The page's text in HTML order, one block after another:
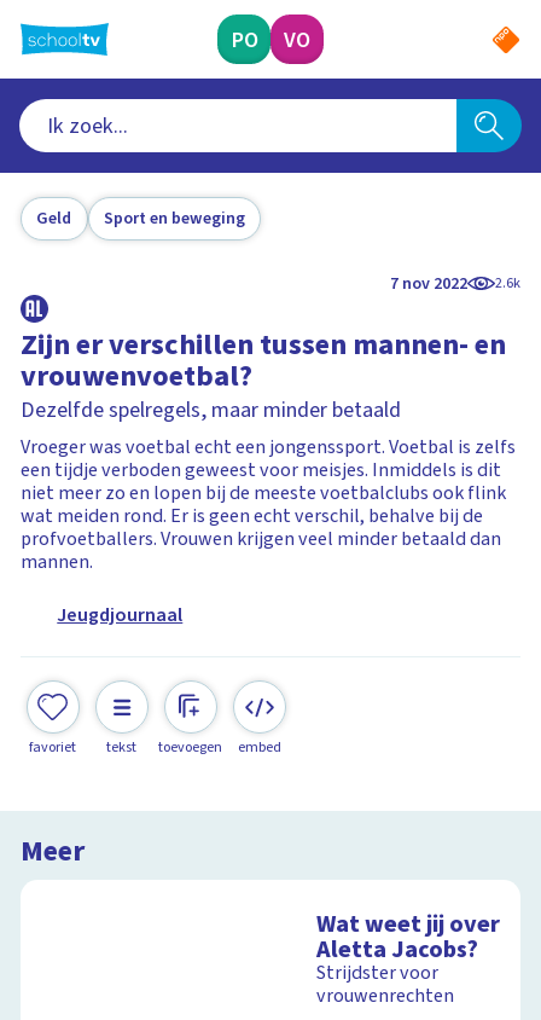
naar
hoofdinhoud
PO VO
Geld Sport en beweging
7 nov 2022 2.6k
Zijn er verschillen tussen mannen- en
vrouwenvoetbal?
Dezelfde spelregels, maar minder betaald
Vroeger was voetbal echt een jongenssport. Voetbal is zelfs
een tijdje verboden geweest voor meisjes. Inmiddels is dit
niet meer zo en lopen bij de meeste voetbalclubs ook flink
wat meiden rond. Er is geen echt verschil, behalve bij de
profvoetballers. Vrouwen krijgen veel minder betaald dan
mannen.
Jeugdjournaal
favoriet tekst toevoegen embed
Meer
Wat weet jij over
Aletta Jacobs?
Strijdster voor
vrouwenrechten